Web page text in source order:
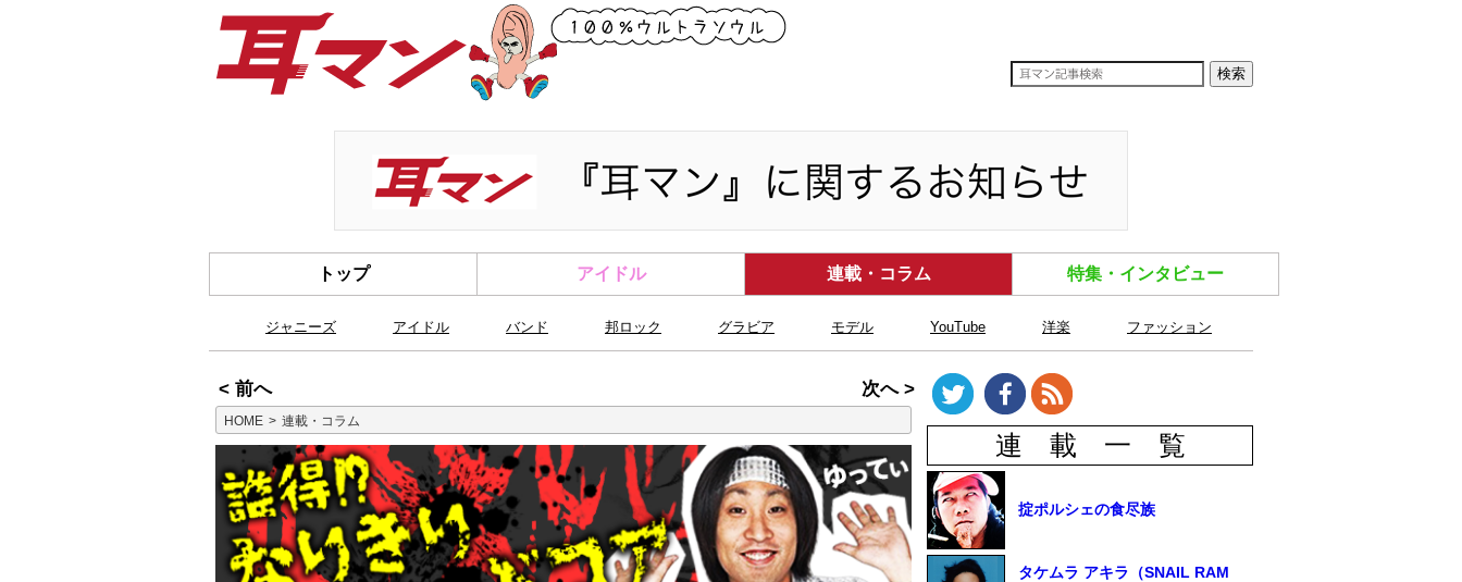
トップ アイドル 連載・コラム 特集・インタビュー
ジャニーズ アイドル バンド 邦ロック グラビア モデル YouTube 洋楽 ファッション
< 前へ 次へ >
HOME 連載・コラム
連 載 一 覧
掟ポルシェの食尽族
タケムラ アキラ（SNAIL RAM